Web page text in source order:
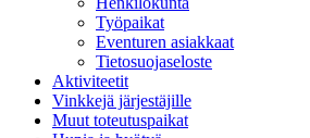
Työpaikat
Eventuren asiakkaat
Tietosuojaseloste
Aktiviteetit
Vinkkejä järjestäjille
Muut toteutuspaikat